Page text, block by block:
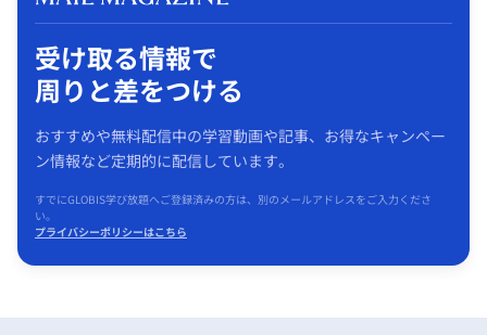
受け取る情報で
周りと差をつける
おすすめや無料配信中の学習動画や記事、お得なキャンペー
ン情報など定期的に配信しています。
すでにGLOBIS学び放題へご登録済みの方は、別のメールアドレスをご入力くださ
い。
プライバシーポリシーはこちら